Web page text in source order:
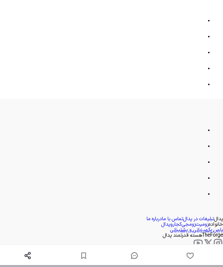
پدالتبلیغات در پدالتماس با مادرباره ما
خانوادهزومیتزومجیکجاروپدال
پارس پکمیزبانی و پشتیبانی
TheForgeهسته قدرتمند پدال
- 1393 . کپی بخش یا کل هر کدام از مطالب پدال تنها با کسب مجوز مکتوب امکان پذیر است.